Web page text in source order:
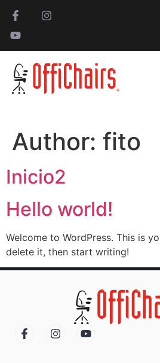
Author: fito
Inicio2
Hello world!
Welcome to WordPress. This is
delete it, then start writing!